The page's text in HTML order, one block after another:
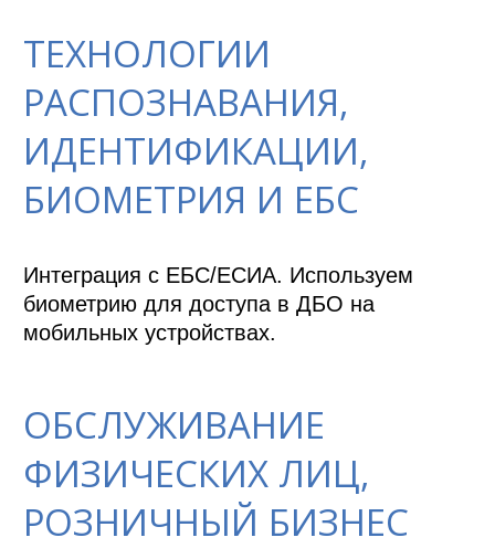
ТЕХНОЛОГИИ
РАСПОЗНАВАНИЯ,
ИДЕНТИФИКАЦИИ,
БИОМЕТРИЯ И ЕБС
Интеграция с ЕБС/ЕСИА. Используем
биометрию для доступа в ДБО на
мобильных устройствах.
ОБСЛУЖИВАНИЕ
ФИЗИЧЕСКИХ ЛИЦ,
РОЗНИЧНЫЙ БИЗНЕС